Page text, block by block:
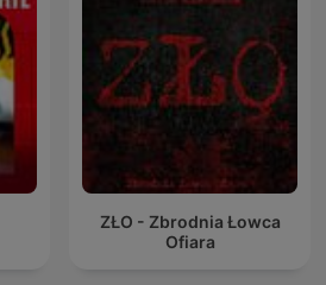
ZŁO - Zbrodnia Łowca
Ofiara